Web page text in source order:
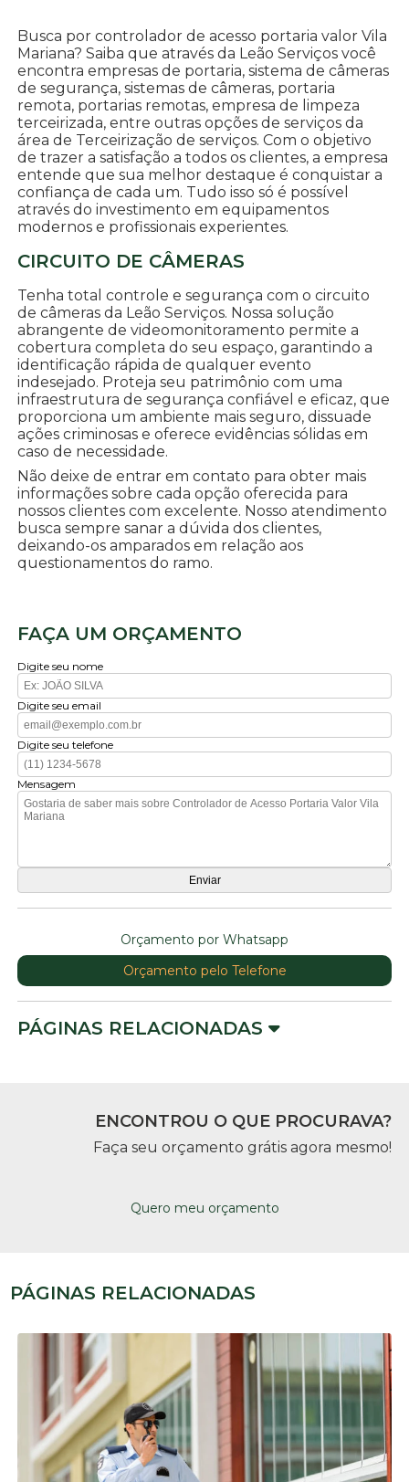
Busca por controlador de acesso portaria valor Vila
Mariana? Saiba que através da Leão Serviços você
encontra empresas de portaria, sistema de câmeras
de segurança, sistemas de câmeras, portaria
remota, portarias remotas, empresa de limpeza
terceirizada, entre outras opções de serviços da
área de Terceirização de serviços. Com o objetivo
de trazer a satisfação a todos os clientes, a empresa
entende que sua melhor destaque é conquistar a
confiança de cada um. Tudo isso só é possível
através do investimento em equipamentos
modernos e profissionais experientes.
CIRCUITO DE CÂMERAS
Tenha total controle e segurança com o circuito
de câmeras da Leão Serviços. Nossa solução
abrangente de videomonitoramento permite a
cobertura completa do seu espaço, garantindo a
identificação rápida de qualquer evento
indesejado. Proteja seu patrimônio com uma
infraestrutura de segurança confiável e eficaz, que
proporciona um ambiente mais seguro, dissuade
ações criminosas e oferece evidências sólidas em
caso de necessidade.
Não deixe de entrar em contato para obter mais
informações sobre cada opção oferecida para
nossos clientes com excelente. Nosso atendimento
busca sempre sanar a dúvida dos clientes,
deixando-os amparados em relação aos
questionamentos do ramo.
FAÇA UM ORÇAMENTO
Digite seu nome
Digite seu email
Digite seu telefone
Mensagem
Orçamento por Whatsapp
Orçamento pelo Telefone
PÁGINAS RELACIONADAS
ENCONTROU O QUE PROCURAVA?
Faça seu orçamento grátis agora mesmo!
Quero meu orçamento
PÁGINAS RELACIONADAS